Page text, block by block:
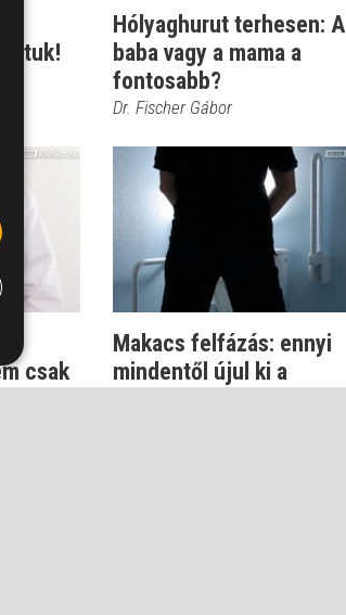
Hólyaghurut terhesen: A
baba vagy a mama a
fontosabb?
Dr. Fischer Gábor
csak
Makacs felfázás: ennyi
mindentől újul ki a